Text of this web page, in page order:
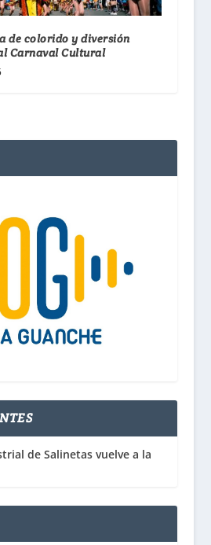
de colorido y diversión
Carnaval Cultural
de Salinetas vuelve a la